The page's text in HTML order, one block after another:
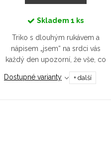
Skladem 1 ks
Triko s dlouhým rukávem a
nápisem „jsem“ na srdci vás
každý den upozorní, že vše, co
potřebujete, najdete uvnitř.
Tento kousek je vyroben z bio
Dostupné varianty + další